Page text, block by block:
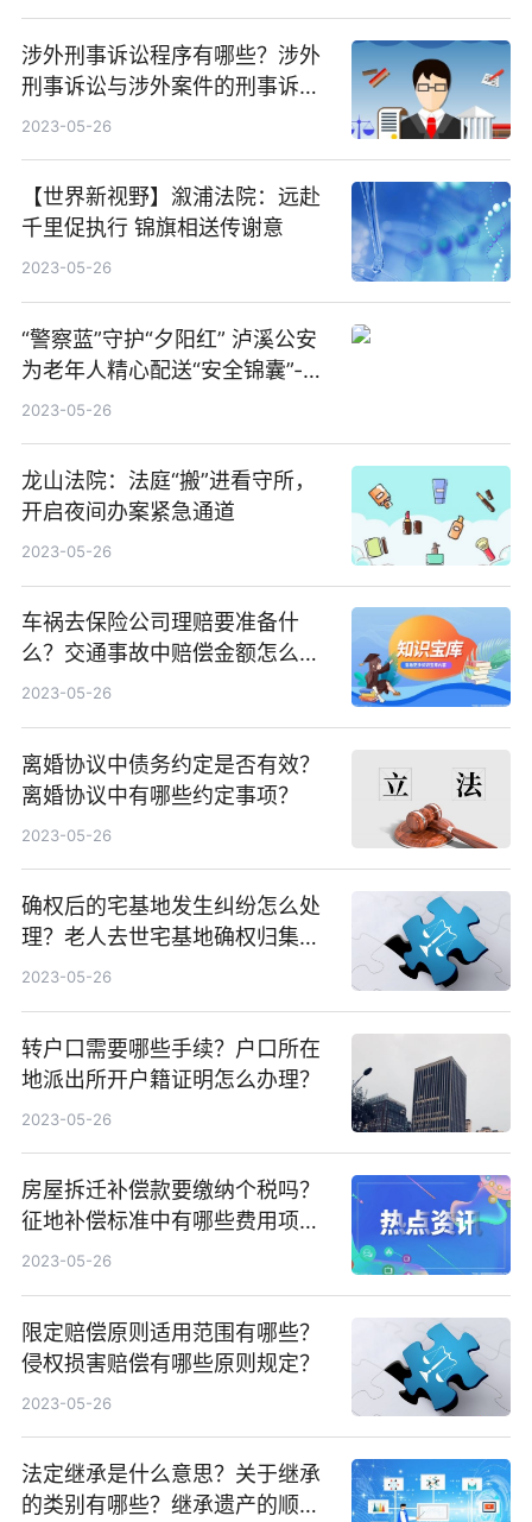
涉外刑事诉讼程序有哪些？涉外
刑事诉讼与涉外案件的刑事诉讼
的区别有哪些？
2023-05-26
【世界新视野】溆浦法院：远赴
千里促执行 锦旗相送传谢意
2023-05-26
“警察蓝”守护“夕阳红” 泸溪公安
为老年人精心配送“安全锦囊”-今
日快讯
2023-05-26
龙山法院：法庭“搬”进看守所，
开启夜间办案紧急通道
2023-05-26
车祸去保险公司理赔要准备什
么？交通事故中赔偿金额怎么
定？
2023-05-26
离婚协议中债务约定是否有效？
离婚协议中有哪些约定事项？
2023-05-26
确权后的宅基地发生纠纷怎么处
理？老人去世宅基地确权归集体
经济组织所有吗？
2023-05-26
转户口需要哪些手续？户口所在
地派出所开户籍证明怎么办理？
2023-05-26
房屋拆迁补偿款要缴纳个税吗？
征地补偿标准中有哪些费用项
目？
2023-05-26
限定赔偿原则适用范围有哪些？
侵权损害赔偿有哪些原则规定？
2023-05-26
法定继承是什么意思？关于继承
的类别有哪些？继承遗产的顺序